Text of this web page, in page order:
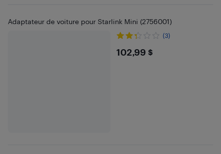
Adaptateur de voiture pour Starlink Mini (2756001)
(3)
$102.99
102,99 $